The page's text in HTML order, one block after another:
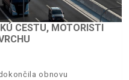
CESTU, MOTORISTI
obnovu